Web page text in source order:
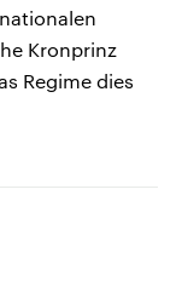
Kronprinz
Regime dies